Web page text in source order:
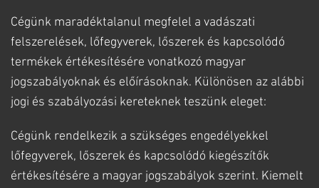
Cégünk maradéktalanul megfelel a vadászati
felszerelések, lőfegyverek, lőszerek és kapcsolódó
termékek értékesítésére vonatkozó magyar
jogszabályoknak és előírásoknak. Különösen az alábbi
jogi és szabályozási kereteknek teszünk eleget:
Cégünk rendelkezik a szükséges engedélyekkel
lőfegyverek, lőszerek és kapcsolódó kiegészítők
értékesítésére a magyar jogszabályok szerint. Kiemelt